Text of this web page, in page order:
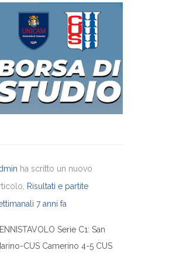
ha scritto un nuovo
Risultati e partite
7 anni fa
Serie C1: San
CUS Camerino 4-5 CUS